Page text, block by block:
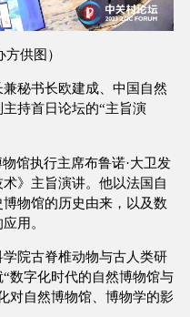
供图）
秘书长欧建成、中国自然
持首日论坛的“主旨演
馆执行主席布鲁诺·大卫发
》主旨演讲。他以法国自
物馆的历史由来，以及数
用。
院古脊椎动物与古人类研
数字化时代的自然博物馆与
对自然博物馆、博物学的影